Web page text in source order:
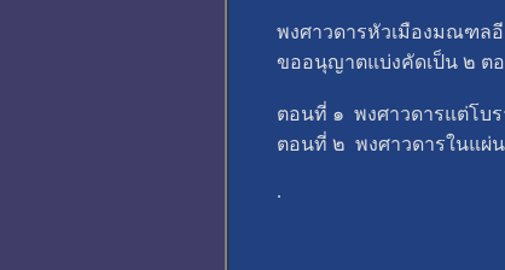
พงศาวดารหัวเมืองมณฑล
ขออนุญาตแบ่งคัดเป็น ๒ ต
ตอนที่ ๑ พงศาวดารแต่โบ
ตอนที่ ๒ พงศาวดารในแผ่
.